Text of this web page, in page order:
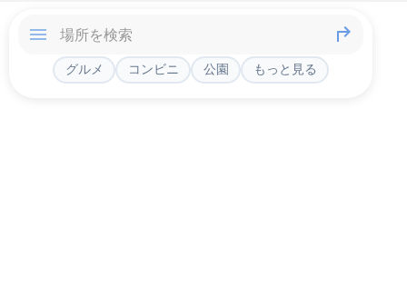
グルメ コンビニ 公園 もっと見る